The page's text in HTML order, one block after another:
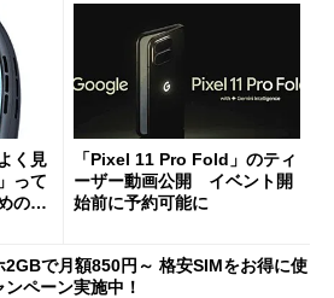
く見
って
の注
「Pixel 11 Pro Fold」のティ
ーザー動画公開 イベント開
始前に予約可能に
2GBで月額850円～ 格安SIMをお得に使
ンペーン実施中！